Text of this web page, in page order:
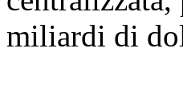
miliardi di